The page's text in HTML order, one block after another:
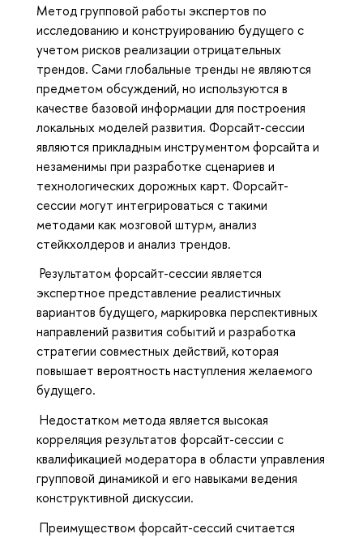
Метод групповой работы экспертов по
исследованию и конструированию будущего с
учетом рисков реализации отрицательных
трендов. Сами глобальные тренды не являются
предметом обсуждений, но используются в
качестве базовой информации для построения
локальных моделей развития. Форсайт-сессии
являются прикладным инструментом форсайта и
незаменимы при разработке сценариев и
технологических дорожных карт. Форсайт-
сессии могут интегрироваться с такими
методами как мозговой штурм, анализ
стейкхолдеров и анализ трендов.
Результатом форсайт-сессии является
экспертное представление реалистичных
вариантов будущего, маркировка перспективных
направлений развития событий и разработка
стратегии совместных действий, которая
повышает вероятность наступления желаемого
будущего.
Недостатком метода является высокая
корреляция результатов форсайт-сессии с
квалификацией модератора в области управления
групповой динамикой и его навыками ведения
конструктивной дискуссии.
Преимуществом форсайт-сессий считается